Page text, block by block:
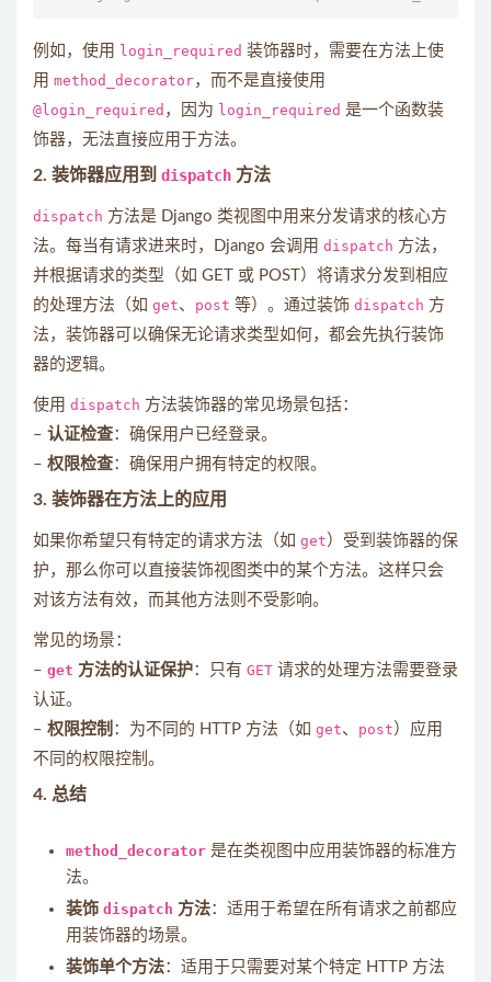
例如，使用 login_required 装饰器时，需要在方法上使
用 method_decorator，而不是直接使用
@login_required ，因为 login_required 是一个函数装
饰器，无法直接应用于方法。
2. 装饰器应用到 dispatch 方法
dispatch 方法是 Django 类视图中用来分发请求的核心方
法。每当有请求进来时，Django 会调用 dispatch 方法，
并根据请求的类型（如 GET 或 POST）将请求分发到相应
的处理方法（如 get、 post 等）。通过装饰 dispatch 方
法，装饰器可以确保无论请求类型如何，都会先执行装饰
器的逻辑。
使用 dispatch 方法装饰器的常见场景包括：
– 认证检查：确保用户已经登录。
– 权限检查：确保用户拥有特定的权限。
3. 装饰器在方法上的应用
如果你希望只有特定的请求方法（如 get）受到装饰器的保
护，那么你可以直接装饰视图类中的某个方法。这样只会
对该方法有效，而其他方法则不受影响。
常见的场景：
– get 方法的认证保护：只有 GET 请求的处理方法需要登录
认证。
– 权限控制 ：为不同的 HTTP 方法（如 get、 post）应用
不同的权限控制。
4. 总结
method_decorator 是在类视图中应用装饰器的标准方
法。
装饰 dispatch 方法：适用于希望在所有请求之前都应
用装饰器的场景。
装饰单个方法：适用于只需要对某个特定 HTTP 方法